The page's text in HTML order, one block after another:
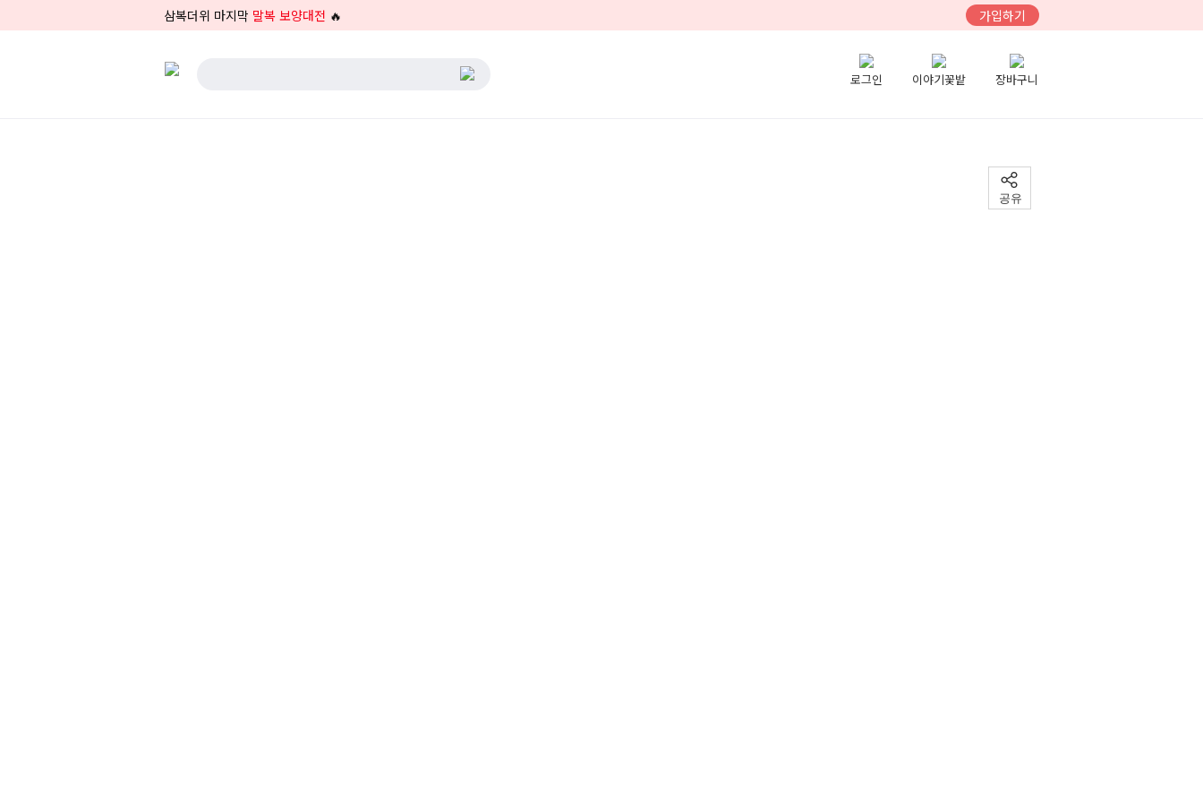
삼복더위 마지막 말복 보양대전 🔥 가입하기
로그인 이야기꽃밭 장바구니
공유